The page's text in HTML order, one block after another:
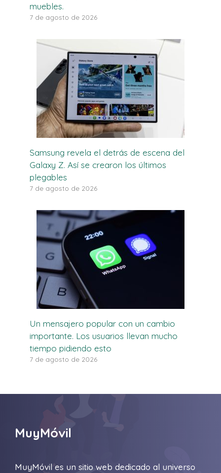
muebles.
7 de agosto de 2026
Samsung revela el detrás de escena del
Galaxy Z. Así se crearon los últimos
plegables
7 de agosto de 2026
Un mensajero popular con un cambio
importante. Los usuarios llevan mucho
tiempo pidiendo esto
7 de agosto de 2026
MuyMóvil
MuyMóvil es un sitio web dedicado al universo